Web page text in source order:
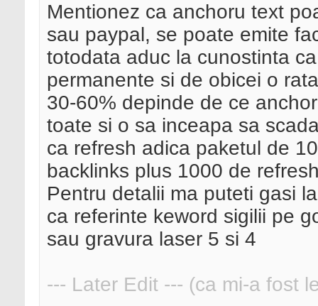
Mentionez ca anchoru text
sau paypal, se poate emite
totodata aduc la cunostinta
permanente si de obicei o
30-60% depinde de ce
toate si o sa inceapa sa
ca refresh adica paketul de
backlinks plus 1000 de
Pentru detalii ma puteti gasi
ca referinte keword sigilii pe
sau gravura laser 5 si 4
--- Later Edit --- (ca mi-a fost